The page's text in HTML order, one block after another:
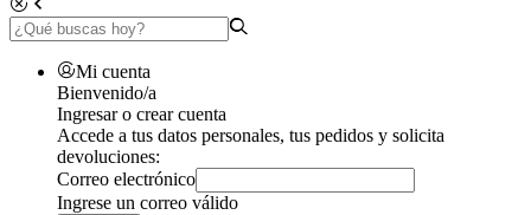
Mi cuenta
Bienvenido/a
Ingresar o crear cuenta
Accede a tus datos personales, tus pedidos y solicita
devoluciones:
Correo electrónico
Ingrese un correo válido